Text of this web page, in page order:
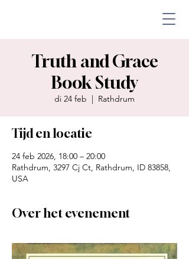
Truth and Grace
Book Study
di 24 feb
  |
Rathdrum
Tijd en locatie
24 feb 2026, 18:00 – 20:00
Rathdrum, 3297 Cj Ct, Rathdrum, ID 83858,
USA
Over het evenement